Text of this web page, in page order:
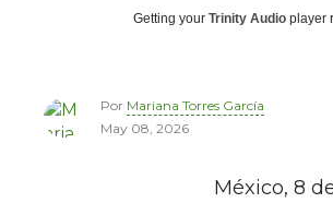
Getting your Trinity Audio player
Por Mariana Torres García
May 08, 2026
México, 8